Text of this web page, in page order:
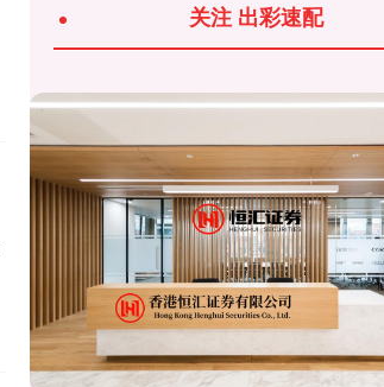
关注 出彩速配